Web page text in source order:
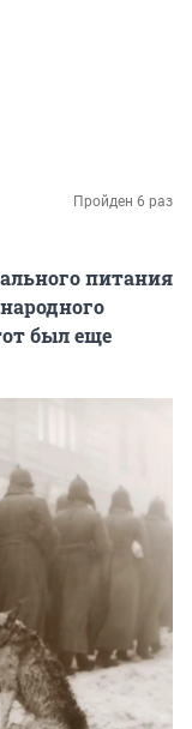
Пройден 6 раз
питания
был еще